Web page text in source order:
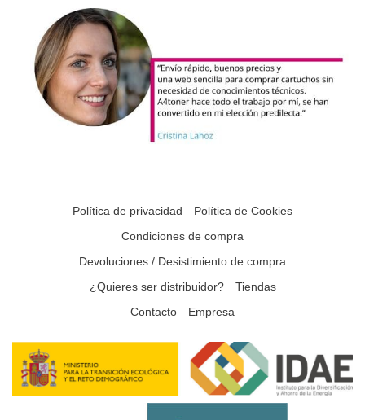
Política de privacidad
Política de Cookies
Condiciones de compra
Devoluciones / Desistimiento de compra
¿Quieres ser distribuidor?
Tiendas
Contacto
Empresa